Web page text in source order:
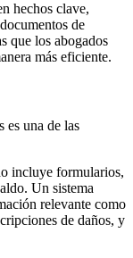
hechos clave,
de
que los abogados
más eficiente.
es una de las
incluye formularios,
Un sistema
relevante como
de daños, y